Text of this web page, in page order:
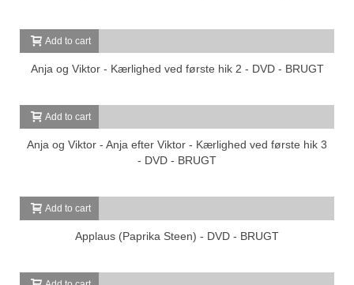
Add to cart
Anja og Viktor - Kærlighed ved første hik 2 - DVD - BRUGT
Add to cart
Anja og Viktor - Anja efter Viktor - Kærlighed ved første hik 3
- DVD - BRUGT
Add to cart
Applaus (Paprika Steen) - DVD - BRUGT